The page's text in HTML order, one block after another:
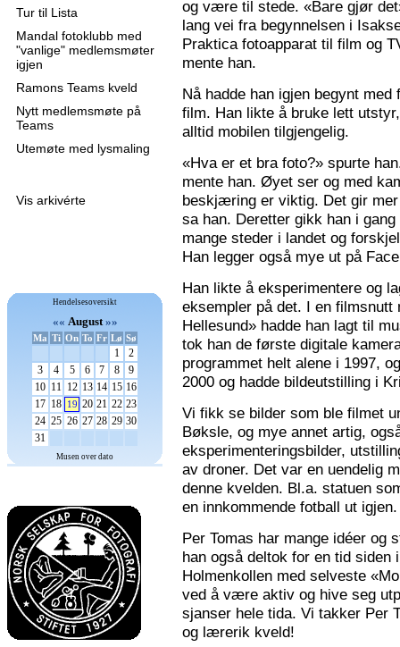
Tur til Lista
Mandal fotoklubb med
"vanlige" medlemsmøter
igjen
Ramons Teams kveld
Nytt medlemsmøte på
Teams
Utemøte med lysmaling
Vis arkivérte
Hendelsesoversikt
«« August»»
Ma Ti On To Fr Lø Sø
1
2
3
4 5 6 7 8
9
10 11 12 13 14 15 16
17 18 19 20 21 22 23
24 25 26 27 28 29 30
31
Musen over dato
og være til stede. «Bare gjør
lang vei fra begynnelsen i
Praktica fotoapparat til film og
mente han.
Nå hadde han igjen begynt
film. Han likte å bruke lett
alltid mobilen tilgjengelig.
«Hva er et bra foto?» spurte
mente han. Øyet ser og med
beskjæring er viktig. Det gir
sa han. Deretter gikk han i
mange steder i landet og
Han legger også mye ut på
Han likte å eksperimentere og
eksempler på det. I en filmsnutt
Hellesund» hadde han lagt til
tok han de første digitale
programmet helt alene i 1997,
2000 og hadde bildeutstilling i
Vi fikk se bilder som ble filmet
Bøksle, og mye annet artig,
eksperimenteringsbilder,
av droner. Det var en uendelig
denne kvelden. Bl.a. statuen
en innkommende fotball ut igjen.
Per Tomas har mange idéer og
han også deltok for en tid siden
Holmenkollen med selveste
ved å være aktiv og hive seg
sjanser hele tida. Vi takker Per
og lærerik kveld!